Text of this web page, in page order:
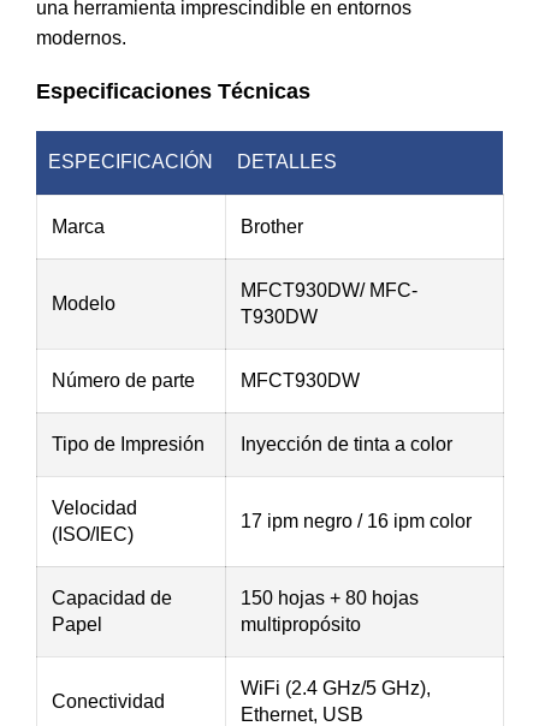
una herramienta imprescindible en entornos
modernos.
Especificaciones Técnicas
ESPECIFICACIÓN DETALLES
Marca Brother
Modelo
MFCT930DW/ MFC-
T930DW
Número de parte MFCT930DW
Tipo de Impresión Inyección de tinta a color
Velocidad
(ISO/IEC)
17 ipm negro / 16 ipm color
Capacidad de
Papel
150 hojas + 80 hojas
multipropósito
Conectividad
WiFi (2.4 GHz/5 GHz),
Ethernet, USB